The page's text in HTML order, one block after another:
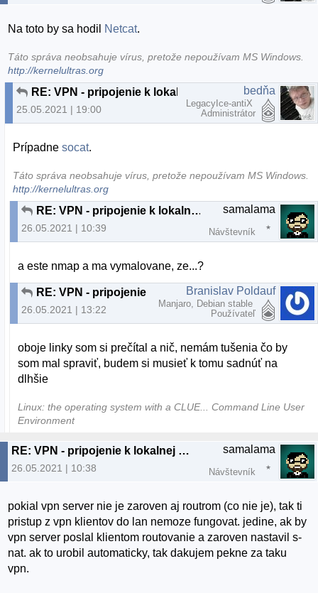
Na toto by sa hodil Netcat.
Táto správa neobsahuje vírus, pretože nepoužívam MS Windows.
http://kernelultras.org
25.05.2021 | 19:00
bedňa
LegacyIce-antiX
Administrátor
Prípadnesocat.
Táto správa neobsahuje vírus, pretože nepoužívam MS Windows.
http://kernelultras.org
RE: VPN - pripojenie k lokalnej sieti cez klienta
26.05.2021 | 10:39
samalama
Návštevník
a este nmap a ma vymalovane, ze...?
RE: VPN - pripojenie k lokalnej sieti cez klienta
26.05.2021 | 13:22
Branislav Poldauf
Manjaro, Debian stable
Používateľ
oboje linky som si prečítal a nič, nemám tušenia čo by
som mal spraviť, budem si musieť k tomu sadnúť na
dlhšie
Linux: the operating system with a CLUE... Command Line User
Environment
RE: VPN - pripojenie k lokalnej sieti cez klienta
26.05.2021 | 10:38
samalama
Návštevník
pokial vpn server nie je zaroven aj routrom (co nie je), tak ti
pristup z vpn klientov do lan nemoze fungovat. jedine, ak by
vpn server poslal klientom routovanie a zaroven nastavil s-
nat. ak to urobil automaticky, tak dakujem pekne za taku
vpn.